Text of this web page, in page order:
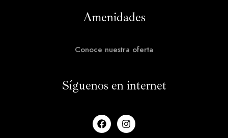
Amenidades
Conoce nuestra oferta
Síguenos en internet